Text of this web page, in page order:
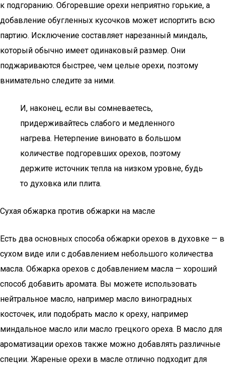
к подгоранию. Обгоревшие орехи неприятно горькие, а
добавление обугленных кусочков может испортить всю
партию. Исключение составляет нарезанный миндаль,
который обычно имеет одинаковый размер. Они
поджариваются быстрее, чем целые орехи, поэтому
внимательно следите за ними.
И, наконец, если вы сомневаетесь,
придерживайтесь слабого и медленного
нагрева. Нетерпение виновато в большом
количестве подгоревших орехов, поэтому
держите источник тепла на низком уровне, будь
то духовка или плита.
Сухая обжарка против обжарки на масле
Есть два основных способа обжарки орехов в духовке — в
сухом виде или с добавлением небольшого количества
масла. Обжарка орехов с добавлением масла — хороший
способ добавить аромата. Вы можете использовать
нейтральное масло, например масло виноградных
косточек, или подобрать масло к ореху, например
миндальное масло или масло грецкого ореха. В масло для
ароматизации орехов также можно добавлять различные
специи. Жареные орехи в масле отлично подходит для